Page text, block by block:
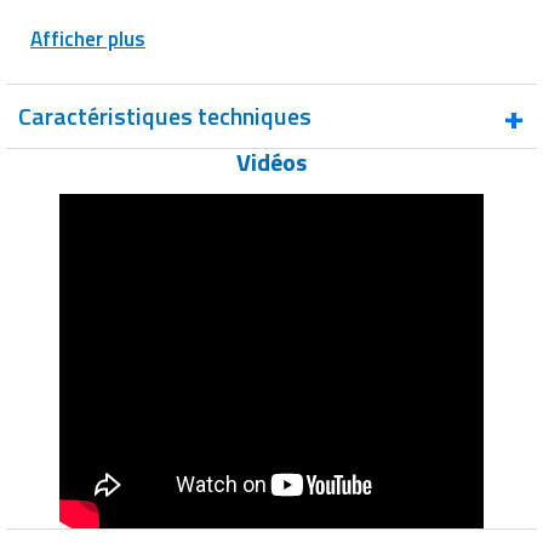
Afficher plus
Caractéristiques techniques
produit
Rack à palettes industriel pour charges
lourdes
(pas)
Vidéos